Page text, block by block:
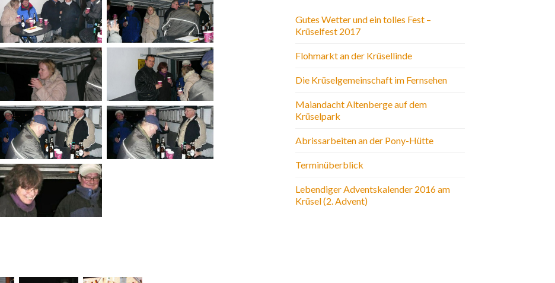
Gutes Wetter und ein tolles Fest –
Krüselfest 2017
Flohmarkt an der Krüsellinde
Die Krüselgemeinschaft im Fernsehen
Maiandacht Altenberge auf dem
Krüselpark
Abrissarbeiten an der Pony-Hütte
Terminüberblick
Lebendiger Adventskalender 2016 am
Krüsel (2. Advent)